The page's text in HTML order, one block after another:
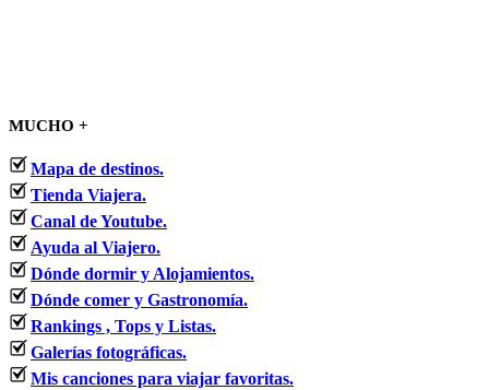
MUCHO +
Mapa de destinos.
Tienda Viajera.
Canal de Youtube.
Ayuda al Viajero.
Dónde dormir y Alojamientos.
Dónde comer y Gastronomía.
Rankings , Tops y Listas.
Galerías fotográficas.
Mis canciones para viajar favoritas.